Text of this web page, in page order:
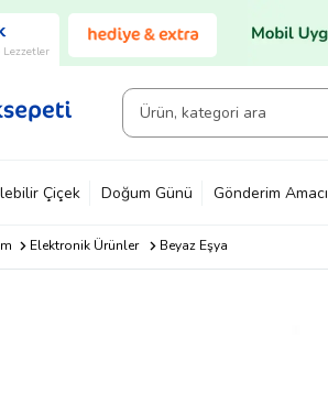
Lezzetler
Çiçek Doğum Günü Gönderim Amacı
Elektronik Ürünler Beyaz Eşya